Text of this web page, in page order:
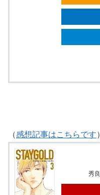
（感想記事はこちらです）
秀